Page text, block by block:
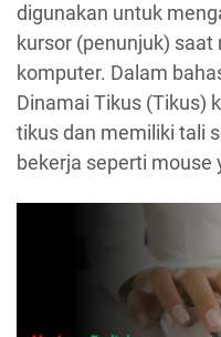
digunakan untuk
kursor (penunjuk)
komputer. Dalam
Dinamai Tikus (Tikus)
tikus dan memiliki tali
bekerja seperti mouse